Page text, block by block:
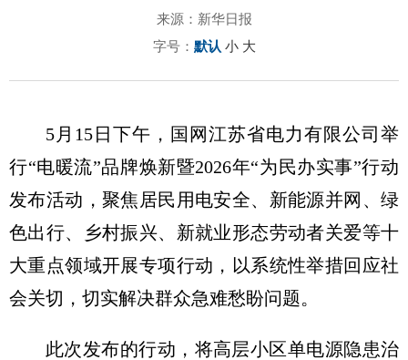
来源：新华日报
字号： 默认 小 大
5月15日下午，国网江苏省电力有限公司举
行“电暖流”品牌焕新暨2026年“为民办实事”行动
发布活动，聚焦居民用电安全、新能源并网、绿
色出行、乡村振兴、新就业形态劳动者关爱等十
大重点领域开展专项行动，以系统性举措回应社
会关切，切实解决群众急难愁盼问题。
此次发布的行动，将高层小区单电源隐患治